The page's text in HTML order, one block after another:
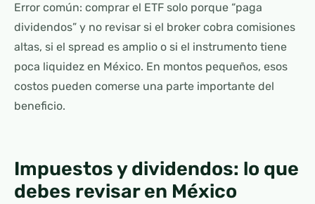
Error común: comprar el ETF solo porque “paga
dividendos” y no revisar si el broker cobra comisiones
altas, si el spread es amplio o si el instrumento tiene
poca liquidez en México. En montos pequeños, esos
costos pueden comerse una parte importante del
beneficio.
Impuestos y dividendos: lo que
debes revisar en México